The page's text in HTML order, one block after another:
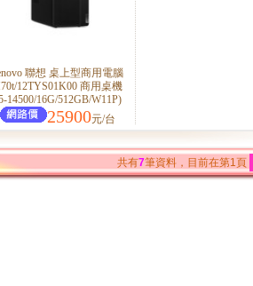
聯想 桌上型商用電腦
12TYS01K00 商用桌機
14500/16G/512GB/W11P)
25900元/台
共有7筆資料，目前在第1頁